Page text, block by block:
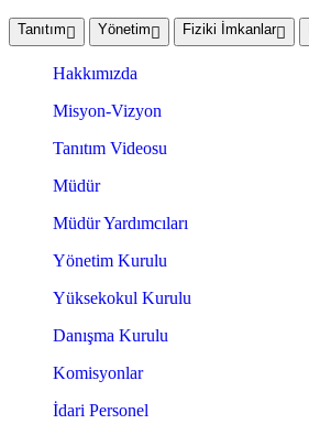
Tanıtım Yönetim Fiziki İmkanlar
Hakkımızda
Misyon-Vizyon
Tanıtım Videosu
Müdür
Müdür Yardımcıları
Yönetim Kurulu
Yüksekokul Kurulu
Danışma Kurulu
Komisyonlar
İdari Personel